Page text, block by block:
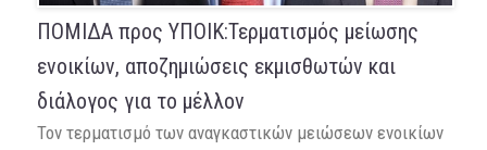
ΠΟΜΙΔΑ προς ΥΠΟΙΚ:Τερματισμός μείωσης
ενοικίων, αποζημιώσεις εκμισθωτών και
διάλογος για το μέλλον
Τον τερματισμό των αναγκαστικών μειώσεων ενοικίων